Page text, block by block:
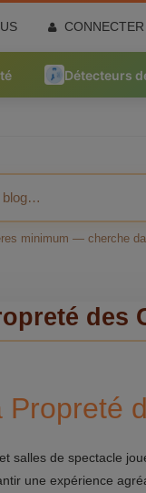
CONNECTER
Détecteurs
minimum — cherche
des
salles de spectacle
une expérience